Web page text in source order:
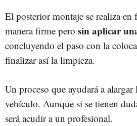
El posterior montaje se realiza en
manera firme pero sin aplicar
concluyendo el paso con la
finalizar así la limpieza.
Un proceso que ayudará a
vehículo. Aunque si se tienen
será acudir a un profesional.